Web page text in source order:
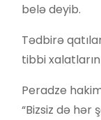
belə deyib.
Tədbirə
tibbi
Peradze
“Bizsiz də hər